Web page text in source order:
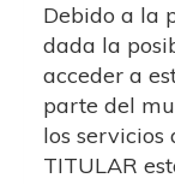
Debido a la
dada la
acceder a
parte del
los servicios
TITULAR